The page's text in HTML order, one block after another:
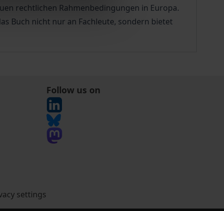
rechtlichen Rahmenbedingungen in Europa.
Buch nicht nur an Fachleute, sondern bietet
Follow us on
settings